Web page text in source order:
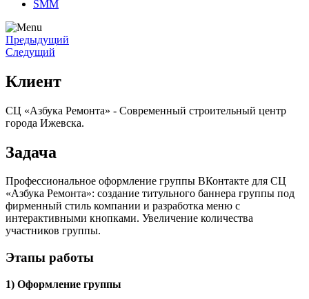
SMM
Предыдущий
Следущий
Клиент
СЦ «Азбука Ремонта» - Современный строительный центр
города Ижевска.
Задача
Профессиональное оформление группы ВКонтакте для СЦ
«Азбука Ремонта»: создание титульного баннера группы под
фирменный стиль компании и разработка меню с
интерактивными кнопками. Увеличение количества
участников группы.
Этапы работы
1) Оформление группы